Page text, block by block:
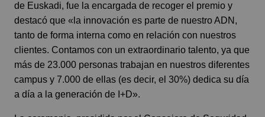
de Euskadi, fue la encargada de recoger el premio y
destacó que «la innovación es parte de nuestro ADN,
tanto de forma interna como en relación con nuestros
clientes. Contamos con un extraordinario talento, ya que
más de 23.000 personas trabajan en nuestros diferentes
campus y 7.000 de ellas (es decir, el 30%) dedica su día
a día a la generación de I+D».